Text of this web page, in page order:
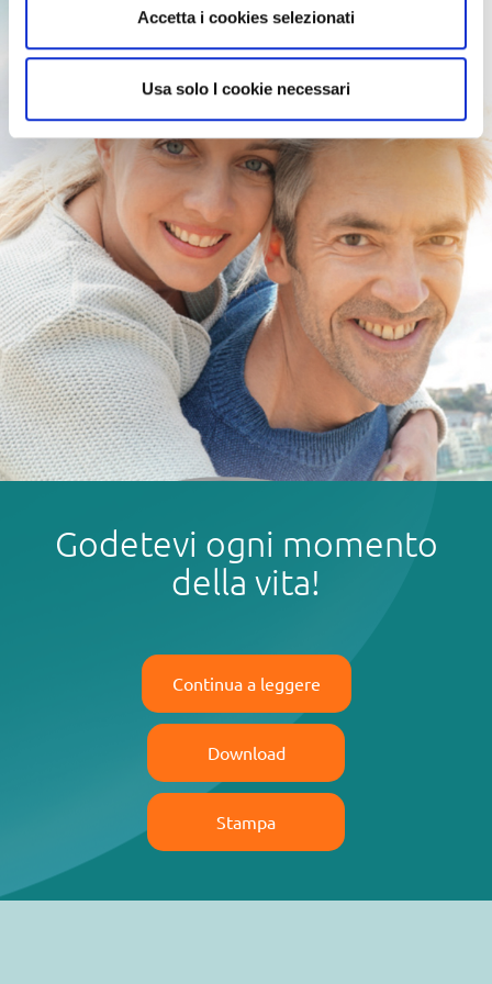
Accetta i cookies selezionati
Usa solo I cookie necessari
Godetevi ogni momento
della vita!
Continua a leggere
Download
Stampa